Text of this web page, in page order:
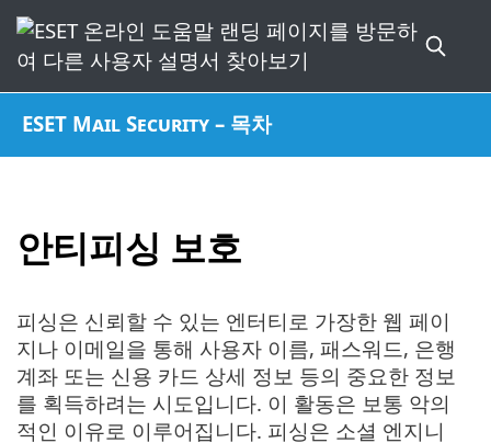
ESET Mail Security – 목차
안티피싱 보호
피싱은 신뢰할 수 있는 엔터티로 가장한 웹 페이
지나 이메일을 통해 사용자 이름, 패스워드, 은행
계좌 또는 신용 카드 상세 정보 등의 중요한 정보
를 획득하려는 시도입니다. 이 활동은 보통 악의
적인 이유로 이루어집니다. 피싱은 소셜 엔지니